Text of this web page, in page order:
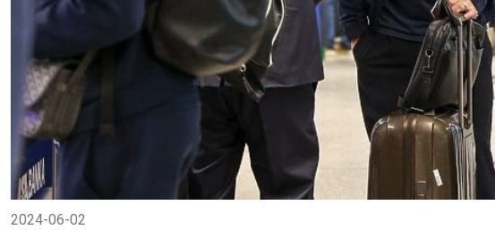
2024-06-02